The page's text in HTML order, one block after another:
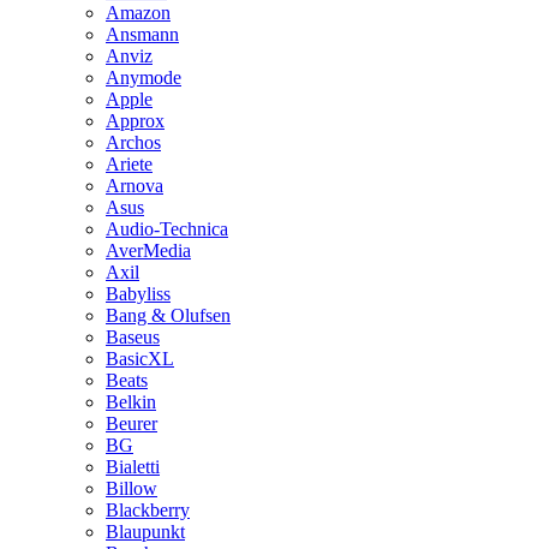
Amazon
Ansmann
Anviz
Anymode
Apple
Approx
Archos
Ariete
Arnova
Asus
Audio-Technica
AverMedia
Axil
Babyliss
Bang & Olufsen
Baseus
BasicXL
Beats
Belkin
Beurer
BG
Bialetti
Billow
Blackberry
Blaupunkt